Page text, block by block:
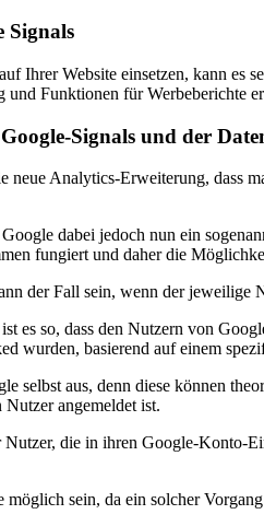
Signals
Ihrer Website einsetzen, kann es
und Funktionen für Werbeberichte
Signals und der
Analytics-Erweiterung, dass
dabei jedoch nun ein
fungiert und daher die
der Fall sein, wenn der jeweilige
es so, dass den Nutzern von
wurden, basierend auf einem
selbst aus, denn diese können
angemeldet ist.
die in ihren Google-Konto-
sein, da ein solcher